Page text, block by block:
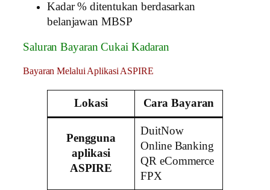
Kadar % ditentukan berdasarkan
belanjawan MBSP
Saluran Bayaran Cukai Kadaran
Bayaran Melalui Aplikasi ASPIRE
Lokasi Cara Bayaran
Pengguna
aplikasi
ASPIRE
DuitNow
Online Banking
QR eCommerce
FPX